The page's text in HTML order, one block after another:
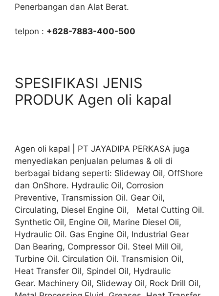
Penerbangan dan Alat Berat.
telpon : +628-7883-400-500
SPESIFIKASI JENIS
PRODUK Agen oli kapal
Agen oli kapal | PT JAYADIPA PERKASA juga
menyediakan penjualan pelumas & oli di
berbagai bidang seperti: Slideway Oil, OffShore
dan OnShore. Hydraulic Oil, Corrosion
Preventive, Transmission Oil. Gear Oil,
Circulating, Diesel Engine Oil, Metal Cutting Oil.
Synthetic Oil, Engine Oil, Marine Diesel Oli,
Hydraulic Oil. Gas Engine Oil, Industrial Gear
Dan Bearing, Compressor Oil. Steel Mill Oil,
Turbine Oil. Circulation Oil. Transmision Oil,
Heat Transfer Oil, Spindel Oil, Hydraulic
Gear. Machinery Oil, Slideway Oil, Rock Drill Oil,